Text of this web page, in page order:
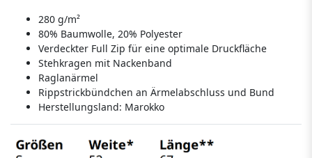
280 g/m²
80% Baumwolle, 20% Polyester
Verdeckter Full Zip für eine optimale Druckfläche
Stehkragen mit Nackenband
Raglanärmel
Rippstrickbündchen an Ärmelabschluss und Bund
Herstellungsland: Marokko